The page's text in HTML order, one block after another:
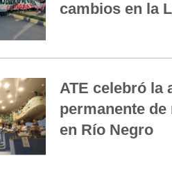
cambios en la
ATE celebró la
permanente de
en Río Negro